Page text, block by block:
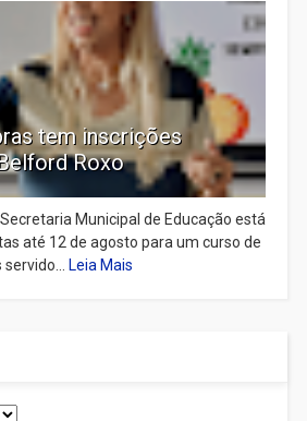
tem inscrições
Roxo
Secretaria Municipal de Educação está
até 12 de agosto para um curso de
Leia Mais